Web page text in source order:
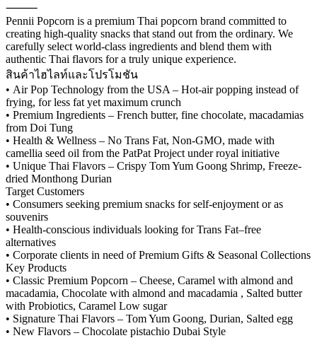
⸻
Pennii Popcorn is a premium Thai popcorn brand committed to
creating high-quality snacks that stand out from the ordinary. We
carefully select world-class ingredients and blend them with
authentic Thai flavors for a truly unique experience.
สินค้าไฮไลท์และโปรโมชัน
• Air Pop Technology from the USA – Hot-air popping instead of
frying, for less fat yet maximum crunch
• Premium Ingredients – French butter, fine chocolate, macadamias
from Doi Tung
• Health & Wellness – No Trans Fat, Non-GMO, made with
camellia seed oil from the PatPat Project under royal initiative
• Unique Thai Flavors – Crispy Tom Yum Goong Shrimp, Freeze-
dried Monthong Durian
Target Customers
• Consumers seeking premium snacks for self-enjoyment or as
souvenirs
• Health-conscious individuals looking for Trans Fat–free
alternatives
• Corporate clients in need of Premium Gifts & Seasonal Collections
Key Products
• Classic Premium Popcorn – Cheese, Caramel with almond and
macadamia, Chocolate with almond and macadamia , Salted butter
with Probiotics, Caramel Low sugar
• Signature Thai Flavors – Tom Yum Goong, Durian, Salted egg
• New Flavors – Chocolate pistachio Dubai Style